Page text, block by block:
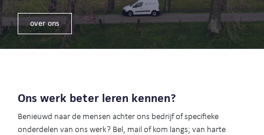
over ons
Ons werk beter leren kennen?
Benieuwd naar de mensen achter ons bedrijf of specifieke
onderdelen van ons werk? Bel, mail of kom langs; van harte